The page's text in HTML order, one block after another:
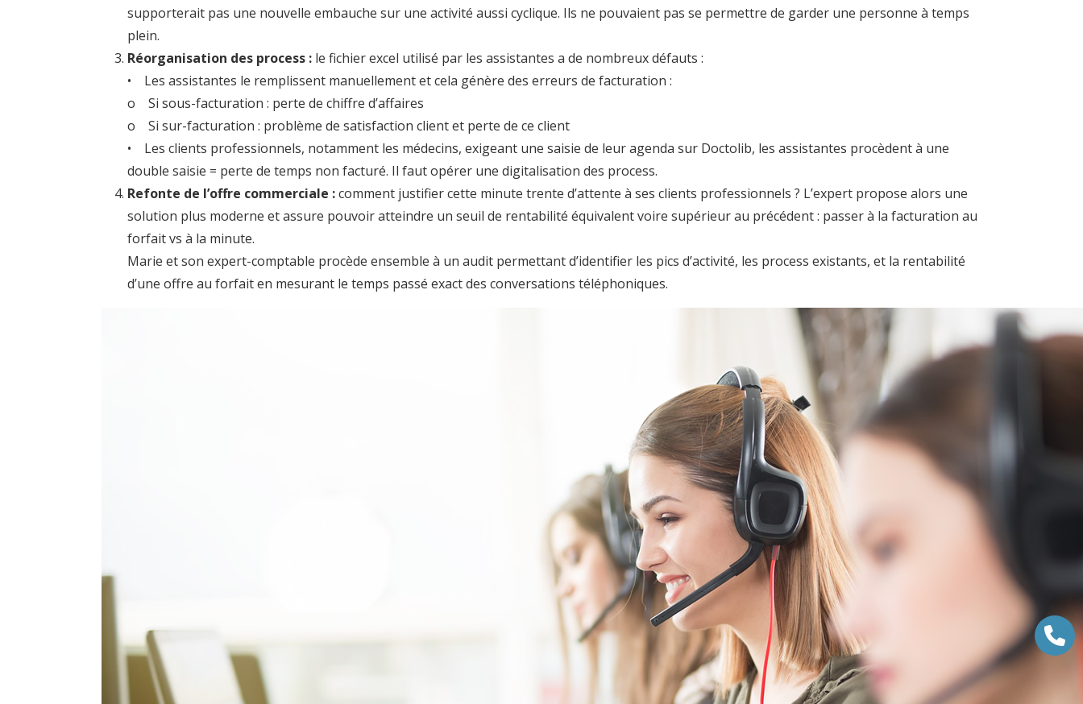
supporterait pas une nouvelle embauche sur une activité aussi cyclique. Ils ne pouvaient pas se permettre de garder une personne à temps
plein.
Réorganisation des process : le fichier excel utilisé par les assistantes a de nombreux défauts :
• Les assistantes le remplissent manuellement et cela génère des erreurs de facturation :
o Si sous-facturation : perte de chiffre d’affaires
o Si sur-facturation : problème de satisfaction client et perte de ce client
• Les clients professionnels, notamment les médecins, exigeant une saisie de leur agenda sur Doctolib, les assistantes procèdent à une
double saisie = perte de temps non facturé. Il faut opérer une digitalisation des process.
Refonte de l’offre commerciale :comment justifier cette minute trente d’attente à ses clients professionnels ? L’expert propose alors une
solution plus moderne et assure pouvoir atteindre un seuil de rentabilité équivalent voire supérieur au précédent : passer à la facturation au
forfait vs à la minute.
Marie et son expert-comptable procède ensemble à un audit permettant d’identifier les pics d’activité, les process existants, et la rentabilité
d’une offre au forfait en mesurant le temps passé exact des conversations téléphoniques.